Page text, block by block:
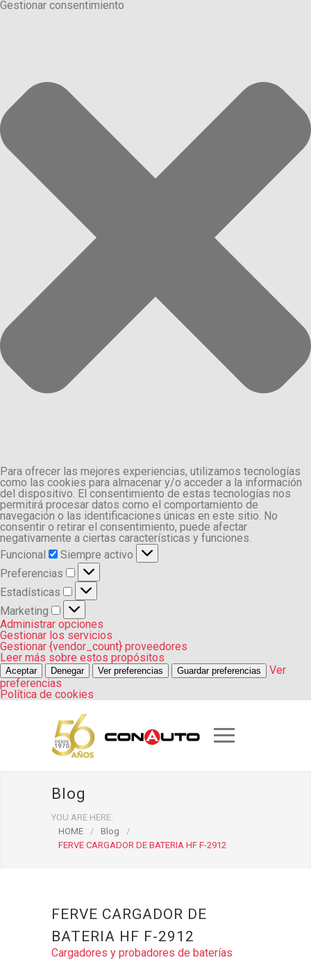
Gestionar consentimiento
Para ofrecer las mejores experiencias, utilizamos tecnologías
como las cookies para almacenar y/o acceder a la información
del dispositivo. El consentimiento de estas tecnologías nos
permitirá procesar datos como el comportamiento de
navegación o las identificaciones únicas en este sitio. No
consentir o retirar el consentimiento, puede afectar
negativamente a ciertas características y funciones.
Funcional
Funcional
Siempre activo
Preferencias
Preferencias
Estadísticas
Estadísticas
Marketing
Marketing
Administrar opciones
Gestionar los servicios
Gestionar {vendor_count} proveedores
Leer más sobre estos propósitos
Aceptar Denegar Ver preferencias Guardar preferencias
Ver
preferencias
Política de cookies
Blog
YOU ARE HERE:
HOME
/ Blog
/
FERVE CARGADOR DE BATERIA HF F-2912
FERVE CARGADOR DE
BATERIA HF F-2912
Cargadores y probadores de baterías